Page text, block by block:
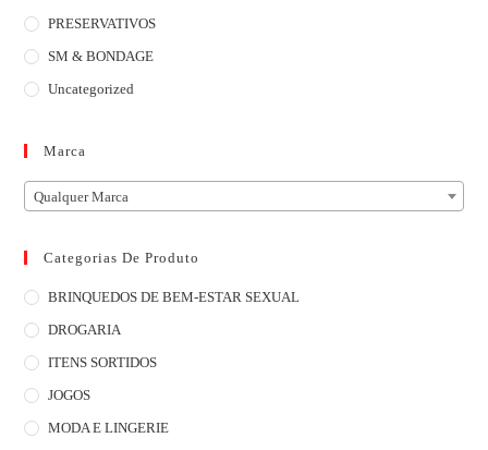
PRESERVATIVOS
SM & BONDAGE
Uncategorized
Marca
Qualquer Marca
Categorias De Produto
BRINQUEDOS DE BEM-ESTAR SEXUAL
DROGARIA
ITENS SORTIDOS
JOGOS
MODA E LINGERIE